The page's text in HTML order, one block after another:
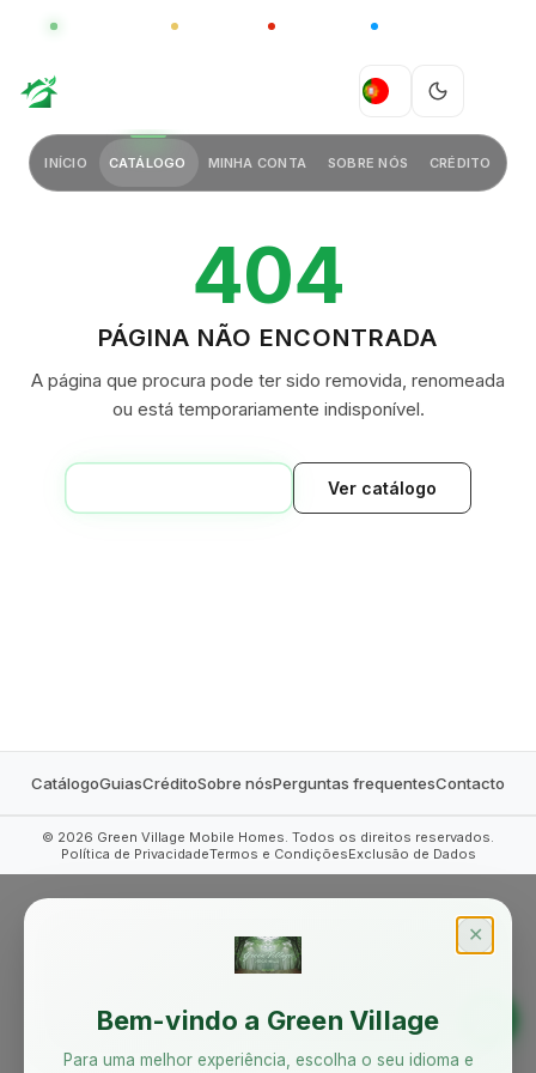
CHINA
PT
INÍCIO CATÁLOGO MINHA CONTA SOBRE NÓS CRÉDITO
404
PÁGINA NÃO ENCONTRADA
A página que procura pode ter sido removida, renomeada
ou está temporariamente indisponível.
Ver catálogo
CatálogoGuiasCréditoSobre nósPerguntas frequentesContacto
© 2026 Green Village Mobile Homes. Todos os direitos reservados.
Política de PrivacidadeTermos e CondiçõesExclusão de Dados
✕
Bem-vindo a Green Village
Para uma melhor experiência, escolha o seu idioma e